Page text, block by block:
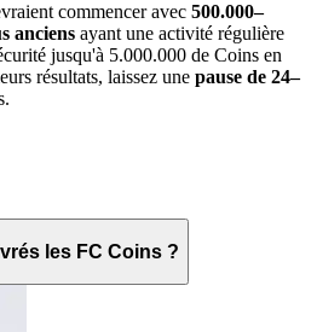
commencer avec 500.000–
anciens ayant une activité régulière
jusqu'à 5.000.000 de Coins en
résultats, laissez une pause de 24–
les FC Coins ?